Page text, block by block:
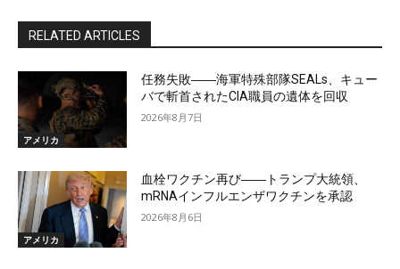
RELATED ARTICLES
アメリカ
任務失敗――海軍特殊部隊SEALs、キュー
バで斬首されたCIA職員の遺体を回収
2026年8月7日
アメリカ
血栓ワクチン再び――トランプ大統領、
mRNAインフルエンザワクチンを承認
2026年8月6日